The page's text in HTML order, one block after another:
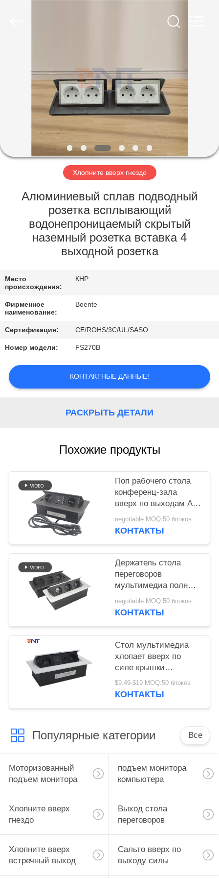
ПРОДУКТЫ
ПУТЕШЕСТВИЕ
ФАБРИКИ
ПРОВЕРКА
КАЧЕСТВА
СВЯЖИТЕСЬ
НОВОСТИ
СЛУЧАИ
CONFERENCE
ROOM
SOLUTION
PRIVACY
POLICY
Хлопните вверх гнездо
Алюминиевый сплав подводный
розетка всплывающий
водонепроницаемый скрытый
наземный розетка вставка 4
выходной розетка
Место
происхождения:
КНР
Фирменное
наименование:
Boente
Сертификация: CE/ROHS/3C/UL/SASO
Номер модели: FS270B
КОНТАКТНЫЕ ДАННЫЕ!
РАСКРЫТЬ ДЕТАЛИ
Похожие продукты
Поп рабочего стола
конференц-зала
вверх по выходам AC
офиса гнезда 3MM
квадратным угловым
negotiable MOQ:50 блоков
КОНТАКТЫ
Держатель стола
переговоров
мультимедиа полный
хлопает вверх гнездо
negotiable MOQ:50 блоков
КОНТАКТЫ
Стол мультимедиа
хлопает вверх по
силе крышки
Grommet провода
коробки гнезда
$9.49-$19 MOQ:50 блоков
КОНТАКТЫ
Популярные категории Все
Моторизованный
подъем монитора
подъем монитора
компьютера
Хлопните вверх
гнездо
Выход стола
переговоров
Хлопните вверх
встречный выход
Сальто вверх по
выходу силы